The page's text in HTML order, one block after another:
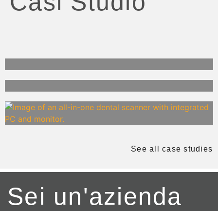
See all case studies
Sei un'azienda